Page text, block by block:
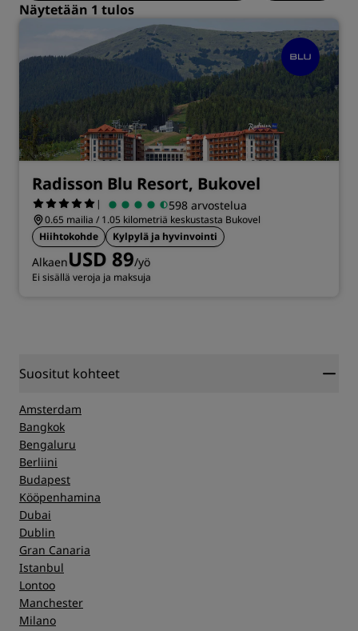
Näytetään 1 tulos
Radisson Blu Resort, Bukovel
| 598 arvostelua
0.65 mailia / 1.05 kilometriä keskustasta Bukovel
Hiihtokohde
Kylpylä ja hyvinvointi
AlkaenUSD 89/yö
Ei sisällä veroja ja maksuja
Suositut kohteet
Amsterdam
Bangkok
Bengaluru
Berliini
Budapest
Kööpenhamina
Dubai
Dublin
Gran Canaria
Istanbul
Lontoo
Manchester
Milano